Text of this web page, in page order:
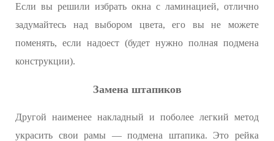
Если вы решили избрать окна с ламинацией, отлично
задумайтесь над выбором цвета, его вы не можете
поменять, если надоест (будет нужно полная подмена
конструкции).
Замена штапиков
Другой наименее накладный и поболее легкий метод
украсить свои рамы — подмена штапика. Это рейка